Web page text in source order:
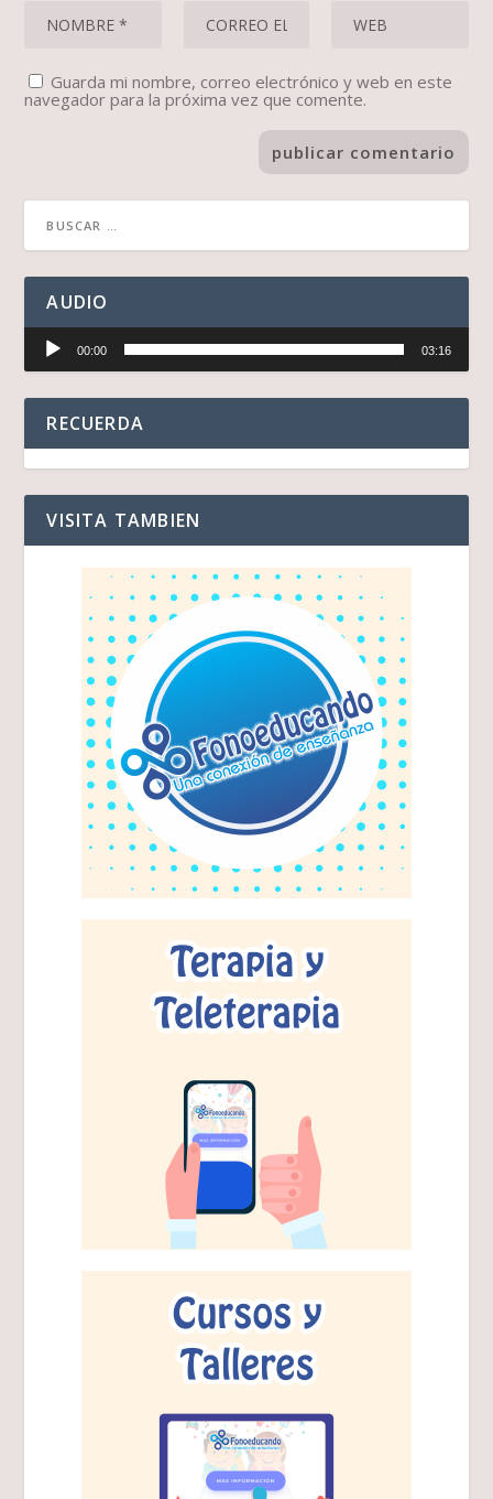
Guarda mi nombre, correo electrónico y web en este
navegador para la próxima vez que comente.
AUDIO
Reproductor
audio
00:00 03:16
RECUERDA
VISITA TAMBIEN